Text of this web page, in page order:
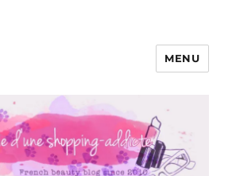
Shopping-addicte
MENU